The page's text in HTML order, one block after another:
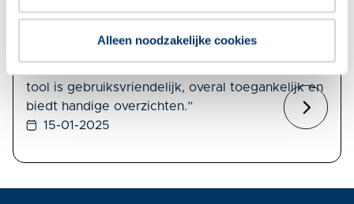
Alleen noodzakelijke cookies
controleur hield Hans Vugts daar toezicht op,
(KiC). Eind 2024 ging hij met pensioen. “KiC helpt
tool is gebruiksvriendelijk, overal toegankelijk en
biedt handige overzichten.”
15-01-2025